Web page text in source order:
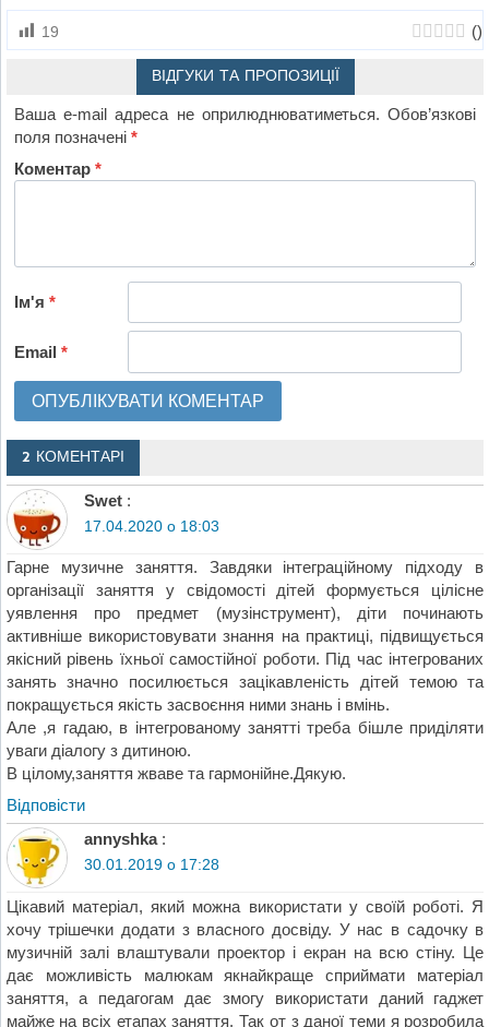
19 ()
ВІДГУКИ ТА ПРОПОЗИЦІЇ
Ваша e-mail адреса не оприлюднюватиметься. Обов’язкові
поля позначені*
Коментар*
Ім'я*
Email*
2 КОМЕНТАРІ
Swet :
17.04.2020 о 18:03
Гарне музичне заняття. Завдяки інтеграційному підходу в
організації заняття у свідомості дітей формується цілісне
уявлення про предмет (музінструмент), діти починають
активніше використовувати знання на практиці, підвищується
якісний рівень їхньої самостійної роботи. Під час інтегрованих
занять значно посилюється зацікавленість дітей темою та
покращується якість засвоєння ними знань і вмінь.
Але ,я гадаю, в інтегрованому занятті треба бішле приділяти
уваги діалогу з дитиною.
В цілому,заняття жваве та гармонійне.Дякую.
Відповіcти
annyshka :
30.01.2019 о 17:28
Цікавий матеріал, який можна використати у своїй роботі. Я
хочу трішечки додати з власного досвіду. У нас в садочку в
музичній залі влаштували проектор і екран на всю стіну. Це
дає можливість малюкам якнайкраще сприймати матеріал
заняття, а педагогам дає змогу використати даний гаджет
майже на всіх етапах заняття. Так от з даної теми я розробила